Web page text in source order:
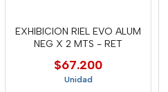
EXHIBICION RIEL EVO ALUM
NEG X 2 MTS - RET
$67.200
Unidad